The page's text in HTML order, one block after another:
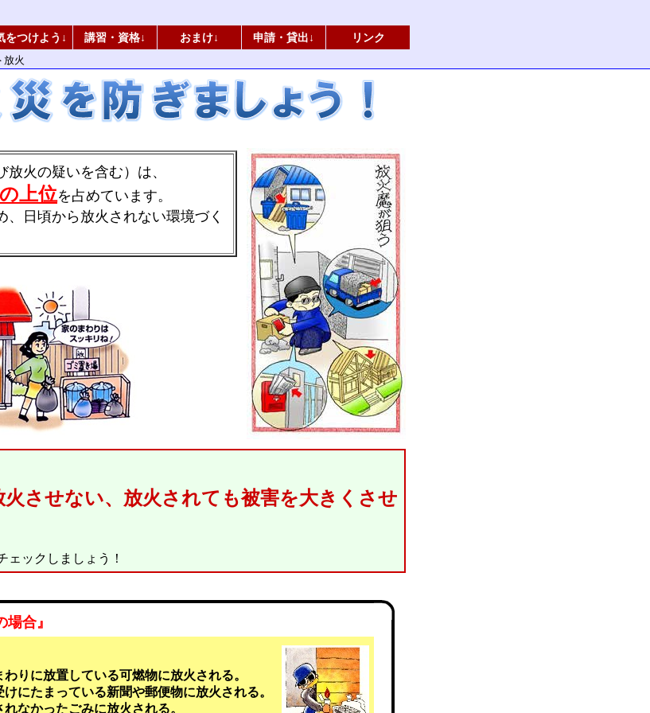
をつけよう↓ 講習・資格↓ おまけ↓ 申請・貸出↓ リンク
放火
放火の疑いを含む）は、
上位を占めています。
日頃から放火されない環境づく
火させない、放火されても被害を大きくさせ
クしましょう！
場合』
わりに放置している可燃物に放火される。
けにたまっている新聞や郵便物に放火される。
れなかったごみに放火される。